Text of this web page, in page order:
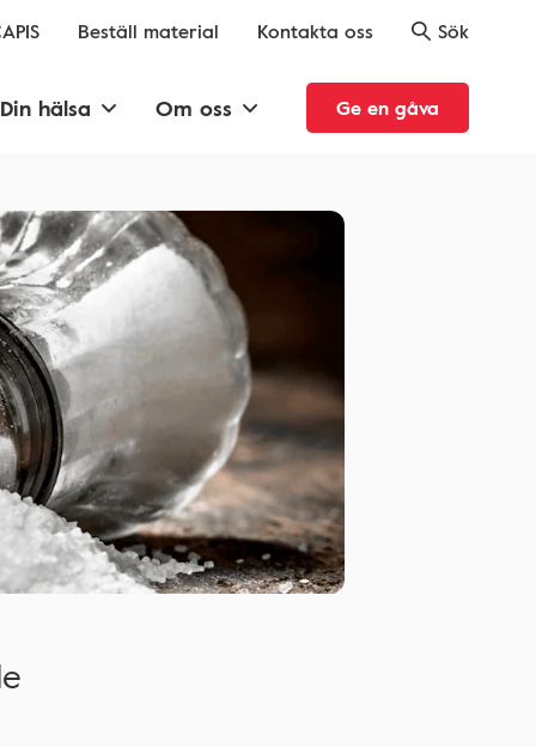
Beställ material Kontakta oss Sök
Din hälsa Om oss Ge en gåva